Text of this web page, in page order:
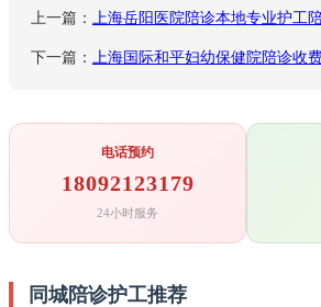
上一篇： 上海岳阳医院陪诊本地专业护工
下一篇： 上海国际和平妇幼保健院陪诊收
电话预约
18092123179
24小时服务
同城陪诊护工推荐